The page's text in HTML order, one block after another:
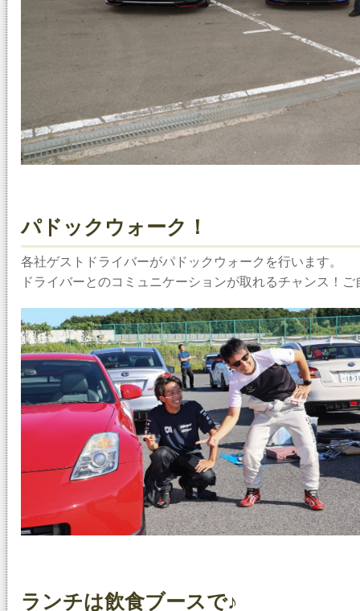
パドックウォーク！
各社ゲストドライバーがパドックウォークを行います。
ドライバーとのコミュニケーションが取れるチャンス！
ランチは飲食ブースで♪